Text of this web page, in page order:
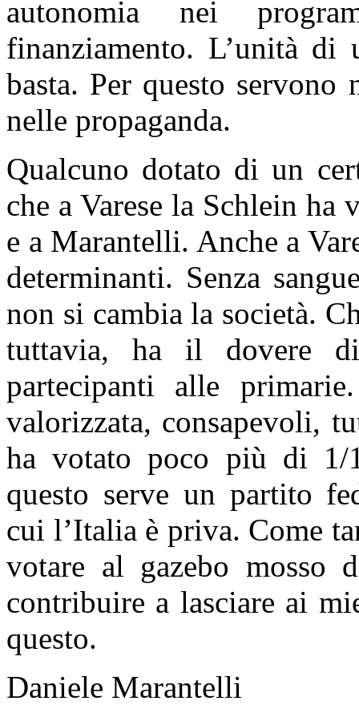
autonomia nei
finanziamento. L’unità
basta. Per questo
nelle propaganda.
Qualcuno dotato di un
che a Varese la Schlein
e a Marantelli. Anche a
determinanti. Senza
non si cambia la società.
tuttavia, ha il dovere
partecipanti alle
valorizzata, consapevoli,
ha votato poco più di 1/
questo serve un partito
cui l’Italia è priva. Come
votare al gazebo mosso
contribuire a lasciare ai
questo.
Daniele Marantelli